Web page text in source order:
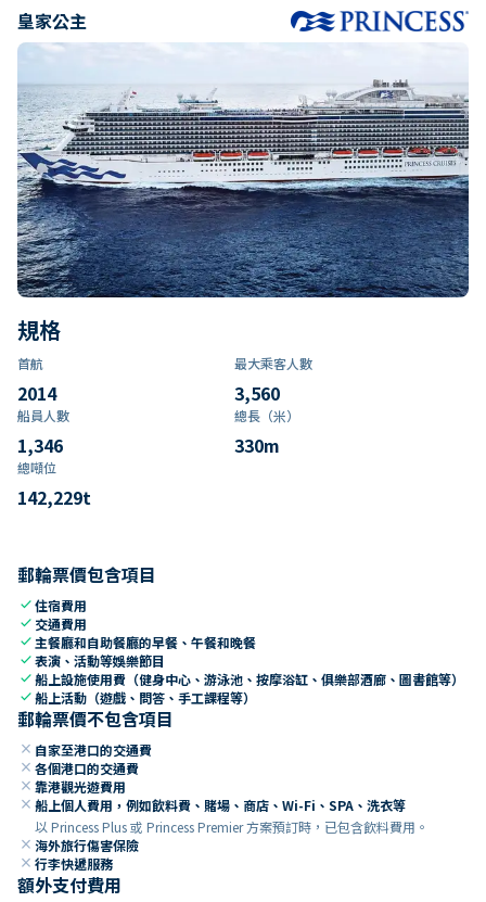
皇家公主
規格
首航
2014
最大乘客人數
3,560
船員人數
1,346
總長（米）
330m
總噸位
142,229t
郵輪票價包含項目
check住宿費用
check 交通費用
check 主餐廳和自助餐廳的早餐、午餐和晚餐
check表演、活動等娛樂節目
check船上設施使用費（健身中心、游泳池、按摩浴缸、俱樂部酒廊、圖書館等）
check船上活動（遊戲、問答、手工課程等）
郵輪票價不包含項目
close 自家至港口的交通費
close 各個港口的交通費
close 靠港觀光遊費用
close 船上個人費用，例如飲料費、賭場、商店、Wi-Fi、SPA、洗衣等
以 Princess Plus 或 Princess Premier 方案預訂時，已包含飲料費用。
close 海外旅行傷害保險
close 行李快遞服務
額外支付費用